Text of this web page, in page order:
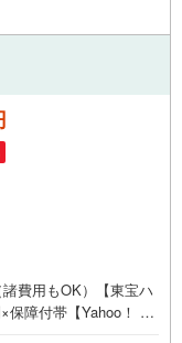
費用もOK）【東宝ハ
保障付帯【Yahoo！ 不